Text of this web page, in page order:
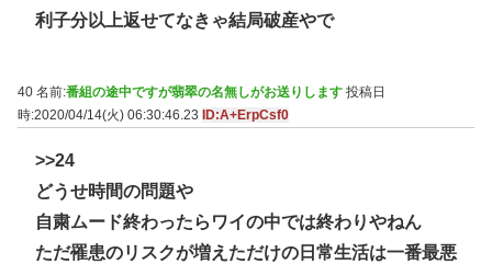
利子分以上返せてなきゃ結局破産やで
40 名前:番組の途中ですが翡翠の名無しがお送りします 投稿日
時:2020/04/14(火) 06:30:46.23
ID:A+ErpCsf0
>>24
どうせ時間の問題や
自粛ムード終わったらワイの中では終わりやねん
ただ罹患のリスクが増えただけの日常生活は一番最悪